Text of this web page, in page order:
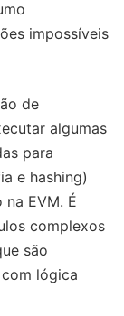
impossíveis
de
algumas
para
e hashing)
EVM. É
complexos
são
lógica